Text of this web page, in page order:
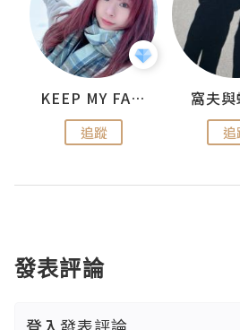
KEEP MY FAITH
追蹤
窩夫
追
發表評論